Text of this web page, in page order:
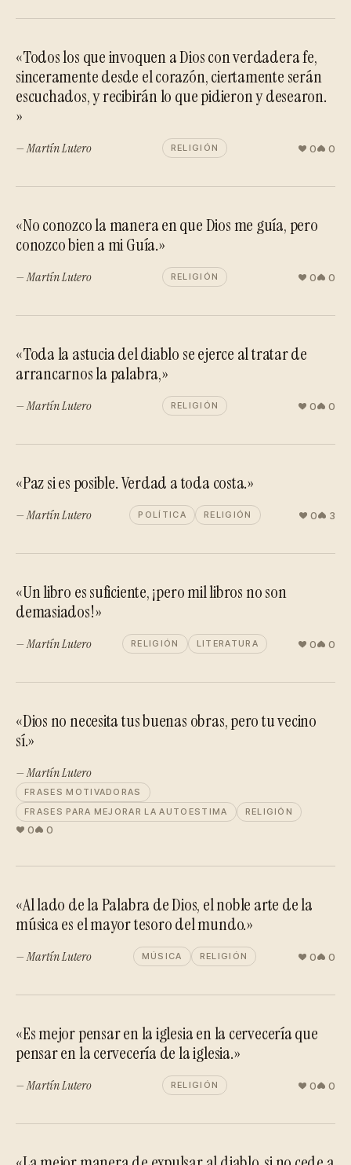
«Todos los que invoquen a Dios con verdadera fe,
sinceramente desde el corazón, ciertamente serán
escuchados, y recibirán lo que pidieron y desearon.
»
— Martín Lutero RELIGIÓN 0 0
«No conozco la manera en que Dios me guía, pero
conozco bien a mi Guía.»
— Martín Lutero RELIGIÓN 0 0
«Toda la astucia del diablo se ejerce al tratar de
arrancarnos la palabra,»
— Martín Lutero RELIGIÓN 0 0
«Paz si es posible. Verdad a toda costa.»
— Martín Lutero POLÍTICA RELIGIÓN 0 3
«Un libro es suficiente, ¡pero mil libros no son
demasiados!»
— Martín Lutero RELIGIÓN LITERATURA 0 0
«Dios no necesita tus buenas obras, pero tu vecino
sí.»
— Martín Lutero
FRASES MOTIVADORAS
FRASES PARA MEJORAR LA AUTOESTIMA
RELIGIÓN
0 0
«Al lado de la Palabra de Dios, el noble arte de la
música es el mayor tesoro del mundo.»
— Martín Lutero MÚSICA RELIGIÓN 0 0
«Es mejor pensar en la iglesia en la cervecería que
pensar en la cervecería de la iglesia.»
— Martín Lutero RELIGIÓN 0 0